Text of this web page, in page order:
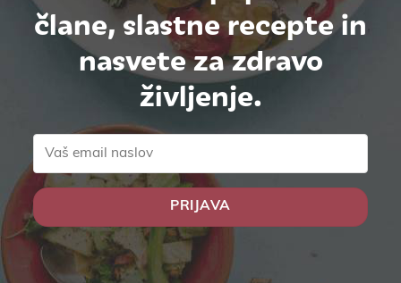
člane, slastne recepte in
nasvete za zdravo
življenje.